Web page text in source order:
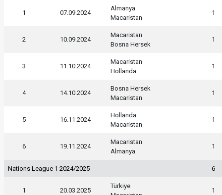
1 07.09.2024
Almanya
Macaristan
1
2 10.09.2024
Macaristan
Bosna Hersek
1
3 11.10.2024
Macaristan
Hollanda
1
4 14.10.2024
Bosna Hersek
Macaristan
1
5 16.11.2024
Hollanda
Macaristan
1
6 19.11.2024
Macaristan
Almanya
1
Nations League 1 2024/2025 6
1 20.03.2025
Türkiye
1